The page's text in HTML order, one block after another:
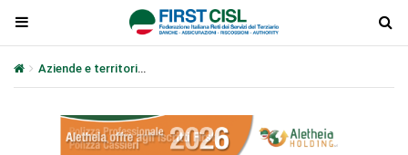
Aziende e territori